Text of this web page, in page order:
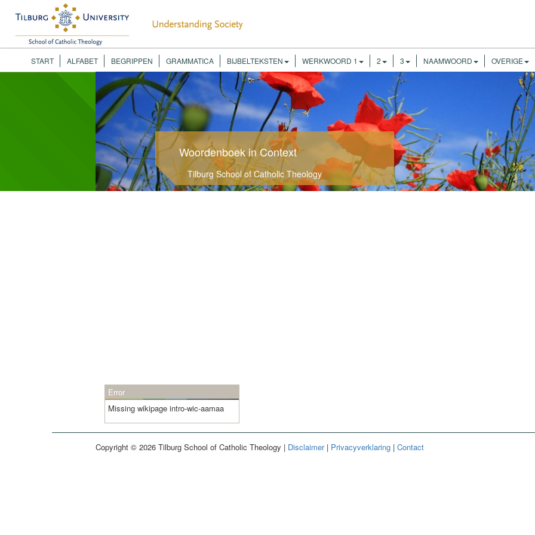
START ALFABET BEGRIPPEN GRAMMATICA BIJBELTEKSTEN WERKWOORD 1 2 3 NAAMWOORD OVERIGE
Woordenboek in Context
Tilburg School of Catholic Theology
Error
Missing wikipage intro-wic-aamaa
Copyright © 2026 Tilburg School of Catholic Theology | Disclaimer| Privacyverklaring | Contact